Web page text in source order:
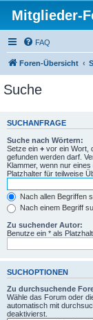
Mitglieder-
FAQ
Foren-Übersicht
Suche
SUCHANFRAGE
Suche nach Wörtern:
Setze ein + vor ein Wort,
gefunden werden darf.
Klammer, wenn nur
Platzhalter für teilweise
Nach allen Begriffen
Nach einem Begriff
Zu suchender Autor:
Benutze ein * als
SUCHOPTIONEN
Zu durchsuchende
Wähle das Forum oder
automatisch mit
deaktivierst.